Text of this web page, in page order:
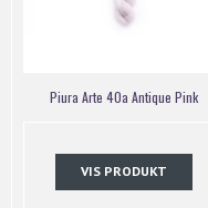
Piura Arte 40a Antique Pink
VIS PRODUKT